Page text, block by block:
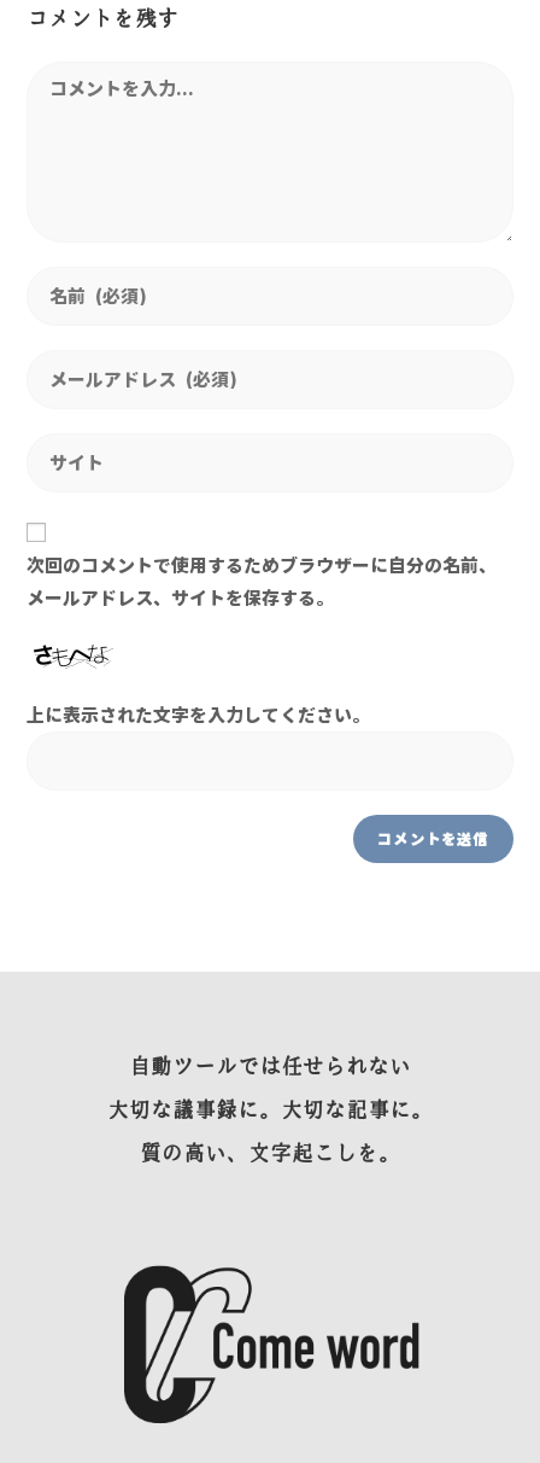
コメントを残す
次回のコメントで使用するためブラウザーに自分の名前、
メールアドレス、サイトを保存する。
上に表示された文字を入力してください。
自動ツールでは任せられない
大切な議事録に。大切な記事に。
質の高い、文字起こしを。